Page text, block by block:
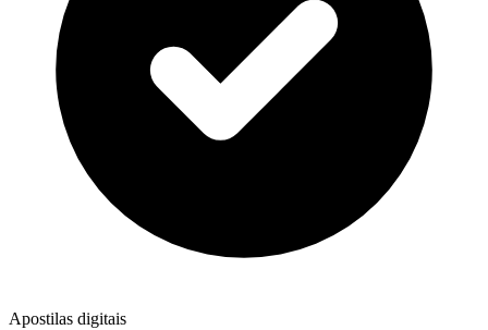
Apostilas digitais